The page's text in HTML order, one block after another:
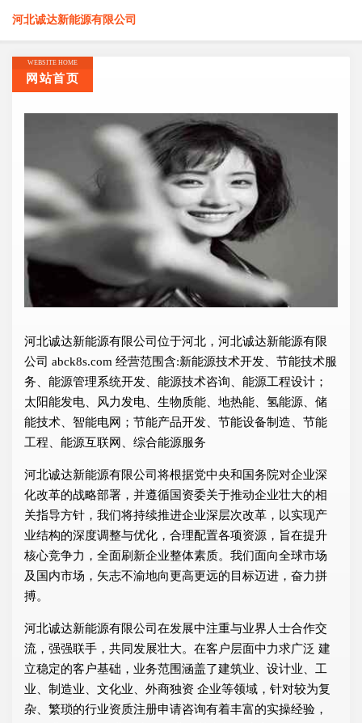
河北诚达新能源有限公司
WEBSITE HOME
网站首页
河北诚达新能源有限公司位于河北，河北诚达新能源有限
公司 abck8s.com 经营范围含:新能源技术开发、节能技术服
务、能源管理系统开发、能源技术咨询、能源工程设计；
太阳能发电、风力发电、生物质能、地热能、氢能源、储
能技术、智能电网；节能产品开发、节能设备制造、节能
工程、能源互联网、综合能源服务
河北诚达新能源有限公司将根据党中央和国务院对企业深
化改革的战略部署，并遵循国资委关于推动企业壮大的相
关指导方针，我们将持续推进企业深层次改革，以实现产
业结构的深度调整与优化，合理配置各项资源，旨在提升
核心竞争力，全面刷新企业整体素质。我们面向全球市场
及国内市场，矢志不渝地向更高更远的目标迈进，奋力拼
搏。
河北诚达新能源有限公司在发展中注重与业界人士合作交
流，强强联手，共同发展壮大。在客户层面中力求广泛 建
立稳定的客户基础，业务范围涵盖了建筑业、设计业、工
业、制造业、文化业、外商独资 企业等领域，针对较为复
杂、繁琐的行业资质注册申请咨询有着丰富的实操经验，